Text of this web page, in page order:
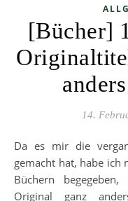
[Bücher]
14.
Da es mir die vergangenen Male schon so viel Spaß
gemacht hat, habe ich
Büchern
Original ganz